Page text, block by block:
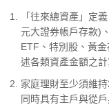
「往來總資產」定
元大證券帳戶存款)
ETF、特別股、黃
述各類資產金額之
家庭理財至少須維
同時具有主戶與從戶